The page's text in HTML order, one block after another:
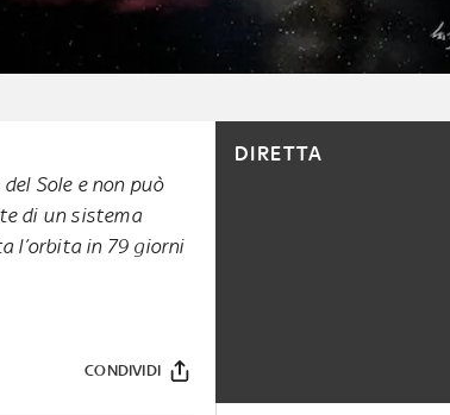
Sole e non può
di un sistema
l’orbita in 79 giorni
CONDIVIDI
DIRETTA